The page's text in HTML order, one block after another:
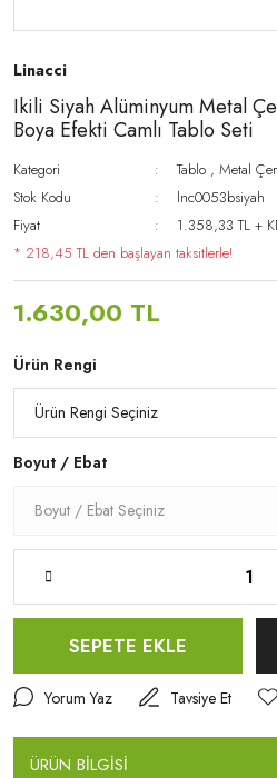
Linacci
Ikili Siyah Alüminyum Metal
Boya Efekti Camlı Tablo Seti
Kategori Tablo ,Metal
Stok Kodu
lnc0053bsiyah
Fiyat
1.358,33 TL +
* 218,45 TL den başlayan taksitlerle!
1.630,00 TL
Ürün Rengi
Boyut / Ebat
SEPETE EKLE
Yorum Yaz Tavsiye Et
ÜRÜN BİLGİSİ